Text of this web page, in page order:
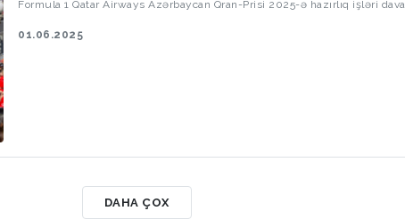
Formula 1 Qatar Airways Azərbaycan Qran-Prisi 2025-ə hazırlıq işləri
01.06.2025
DAHA ÇOX